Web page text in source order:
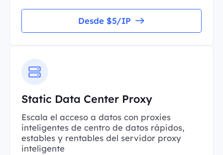
Desde $5/IP
Static Data Center Proxy
Escala el acceso a datos con proxies
inteligentes de centro de datos rápidos,
estables y rentables del servidor proxy
inteligente